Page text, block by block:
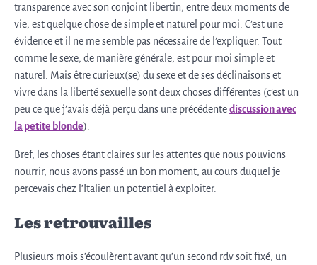
transparence avec son conjoint libertin, entre deux moments de
vie, est quelque chose de simple et naturel pour moi. C’est une
évidence et il ne me semble pas nécessaire de l’expliquer. Tout
comme le sexe, de manière générale, est pour moi simple et
naturel. Mais être curieux(se) du sexe et de ses déclinaisons et
vivre dans la liberté sexuelle sont deux choses différentes (c’est un
peu ce que j’avais déjà perçu dans une précédentediscussion avec
la petite blonde).
Bref, les choses étant claires sur les attentes que nous pouvions
nourrir, nous avons passé un bon moment, au cours duquel je
percevais chez l’Italien un potentiel à exploiter.
Les retrouvailles
Plusieurs mois s’écoulèrent avant qu’un second rdv soit fixé, un